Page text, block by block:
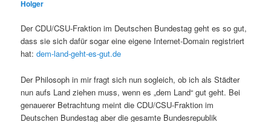
Holger
Der CDU/CSU-Fraktion im Deutschen Bundestag geht es so gut,
dass sie sich dafür sogar eine eigene Internet-Domain registriert
hat:dem-land-geht-es-gut.de
Der Philosoph in mir fragt sich nun sogleich, ob ich als Städter
nun aufs Land ziehen muss, wenn es „dem Land“ gut geht. Bei
genauerer Betrachtung meint die CDU/CSU-Fraktion im
Deutschen Bundestag aber die gesamte Bundesrepublik